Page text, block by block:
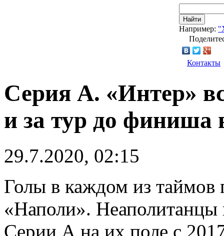
Найти
Например:
Контакты
Серия А. «Интер»
и за тур до финиша
29.7.2020, 02:15
Голы в каждом из таймов
«Наполи».
Серии А на их поле с